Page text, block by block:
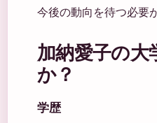
今後の動向を待つ必要
加納愛子の
か？
学歴